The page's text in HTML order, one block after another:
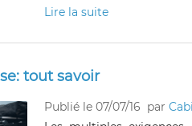
Lire la suite
tout savoir
Publié le 07/07/16 par